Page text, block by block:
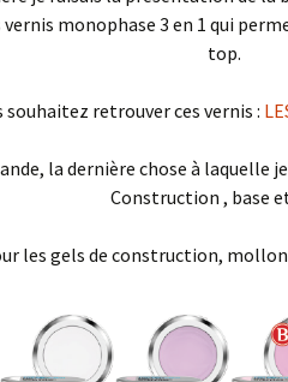
vernis monophase 3 en 1 qui
top.
souhaitez retrouver ces vernis :
la dernière chose à laquelle
Construction , base
les gels de construction,